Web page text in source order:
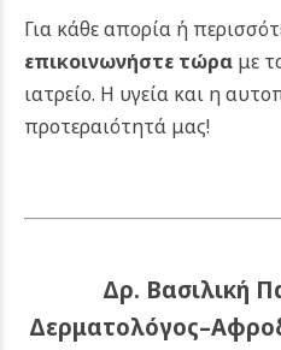
Για κάθε απορία ή
επικοινωνήστε τώρα με
ιατρείο. Η υγεία και η
προτεραιότητά μας!
Δρ. Βασιλική